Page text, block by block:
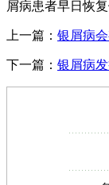
屑病患者早日恢复
上一篇： 银屑病
下一篇： 银屑病